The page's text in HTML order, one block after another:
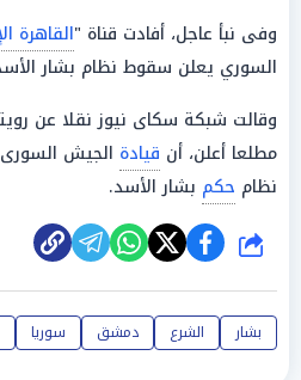
وفى نبأ عاجل، أفادت قناة "القاهرة
السوري يعلن سقوط نظام بشار
وقالت شبكة سكاى نيوز نقلا عن
مطلعا أعلن، أن قيادة الجيش
نظام حكم بشار الأسد.
شارك
بشار الشرع دمشق سوريا